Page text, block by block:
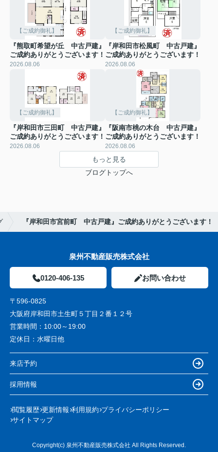
【ご成約御礼】
『熊取町希望が丘 中古戸建』
ご成約ありがとうございます！
2026.08.06
【ご成約御礼】
『岸和田市松風町 中古戸建』
ご成約ありがとうございます！
2026.08.06
【ご成約御礼】
『岸和田市三田町 中古戸建』
ご成約ありがとうございます！
2026.08.06
【ご成約御礼】
『阪南市桃の木台 中古戸建』
ご成約ありがとうございます！
2026.08.06
もっと見る
ブログトップへ
『岸和田市宮前町 中古戸建』ご成約ありがとうございます！
泉州不動産販売株式会社
0120-406-135 お問い合わせ
〒596-0825
大阪府岸和田市土生町５丁目２番１２号
営業時間： 10:00～19:00
定休日： 水曜日他
来店予約
採用情報
閲覧履歴 更新情報 利用規約 プライバシーポリシー
サイトマップ
Copyright(c) 泉州不動産販売株式会社 All Rights Reserved.